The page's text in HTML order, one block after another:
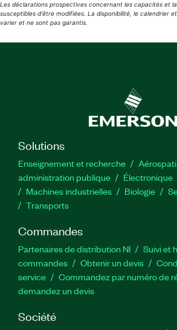
Les déclarations prospectives concernant les capacités et
susceptibles d'être modifiées. La disponibilité, le calendrier
varier et ne sont pas garantis.
Solutions
Enseignement et recherche
administration publique
Électronique
Machines industrielles
Biologie
Transports
Commandes
Partenaires de distribution NI
Suivi et
commandes
Obtenir un devis
service
Commandez par numéro de
demandez un devis
Société